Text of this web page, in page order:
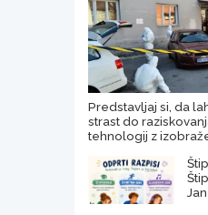
Predstavljaj si, da
strast do
tehnologij z